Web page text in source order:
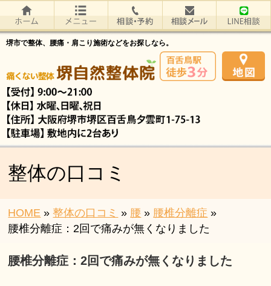
堺市で整体、腰痛・肩こり施術などをお探しなら。
整体の口コミ
HOME » 整体の口コミ » 腰 » 腰椎分離症 »
腰椎分離症：2回で痛みが無くなりました
腰椎分離症：2回で痛みが無くなりました